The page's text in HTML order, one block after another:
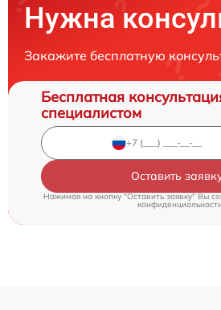
Нужна
Закажите бесплатную
Бесплатная
специалистом
Оставить
Нажимая на кнопку "Оставить заявку" Вы
конфиденциальности